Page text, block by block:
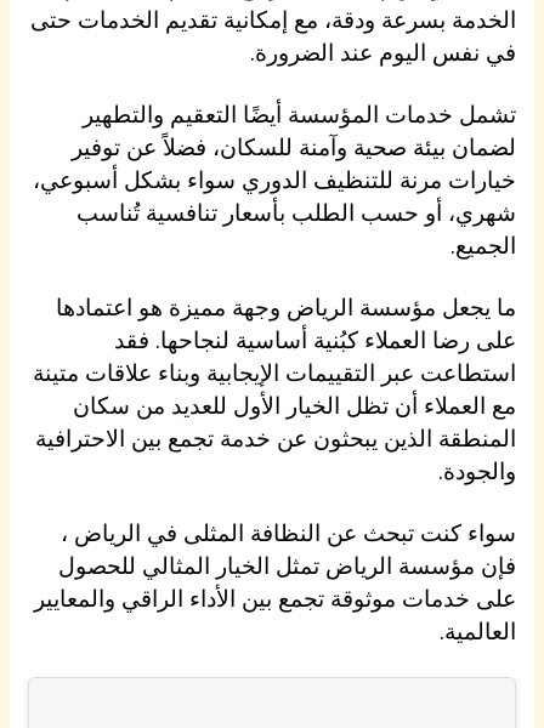
الخدمة بسرعة ودقة، مع إمكانية تقديم الخدمات حتى
في نفس اليوم عند الضرورة.
تشمل خدمات المؤسسة أيضًا التعقيم والتطهير
لضمان بيئة صحية وآمنة للسكان، فضلاً عن توفير
خيارات مرنة للتنظيف الدوري سواء بشكل أسبوعي،
شهري، أو حسب الطلب بأسعار تنافسية تُناسب
الجميع.
ما يجعل مؤسسة الرياض وجهة مميزة هو اعتمادها
على رضا العملاء كبُنية أساسية لنجاحها. فقد
استطاعت عبر التقييمات الإيجابية وبناء علاقات متينة
مع العملاء أن تظل الخيار الأول للعديد من سكان
المنطقة الذين يبحثون عن خدمة تجمع بين الاحترافية
والجودة.
سواء كنت تبحث عن النظافة المثلى في الرياض ،
فإن مؤسسة الرياض تمثل الخيار المثالي للحصول
على خدمات موثوقة تجمع بين الأداء الراقي والمعايير
العالمية.